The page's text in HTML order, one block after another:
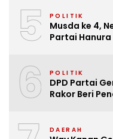
5 POLITIK
Musda ke 4,
Partai Hanura
6 POLITIK
DPD Partai
Rakor Beri
DAERAH